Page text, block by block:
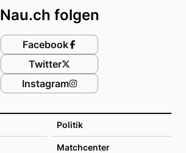
Politik
Matchcenter
Nau.ch folgen
Facebook
Twitter
Instagram